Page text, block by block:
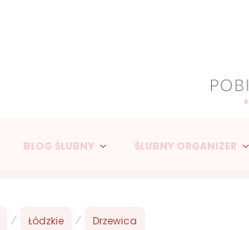
BLOG ŚLUBNY ŚLUBNY ORGANIZER
/ Łódzkie / Drzewica